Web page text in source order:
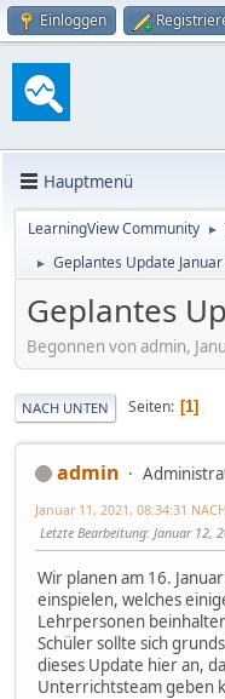
Einloggen
Hauptmenü
LearningView Community ►
► Geplantes Update Januar
Geplantes
Begonnen von admin,
NACH UNTEN Seiten 1
admin
Januar 11, 2021, 08:34:31
Letzte Bearbeitung: Januar 12,
Wir planen am 16.
einspielen, welches
Lehrpersonen
Schüler sollte sich
dieses Update hier an,
Unterrichtsteam geben